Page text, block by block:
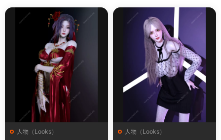
人物（Looks） 人物（Looks）